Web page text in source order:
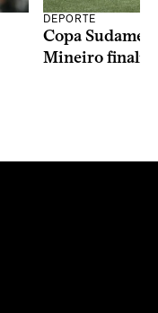
DEPORTE
Copa
Mineiro